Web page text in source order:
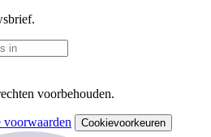
voorbehouden.
voorwaarden Cookievoorkeuren